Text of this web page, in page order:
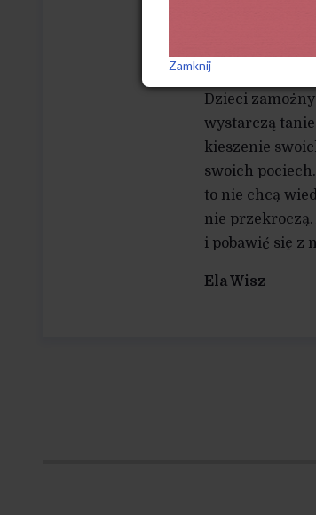
ukryty
nie daj boże
Dzieci
wystarczą
kieszenie
swoich
to nie chcą
nie
i pobawić się z
Ela Wisz
Zamknij